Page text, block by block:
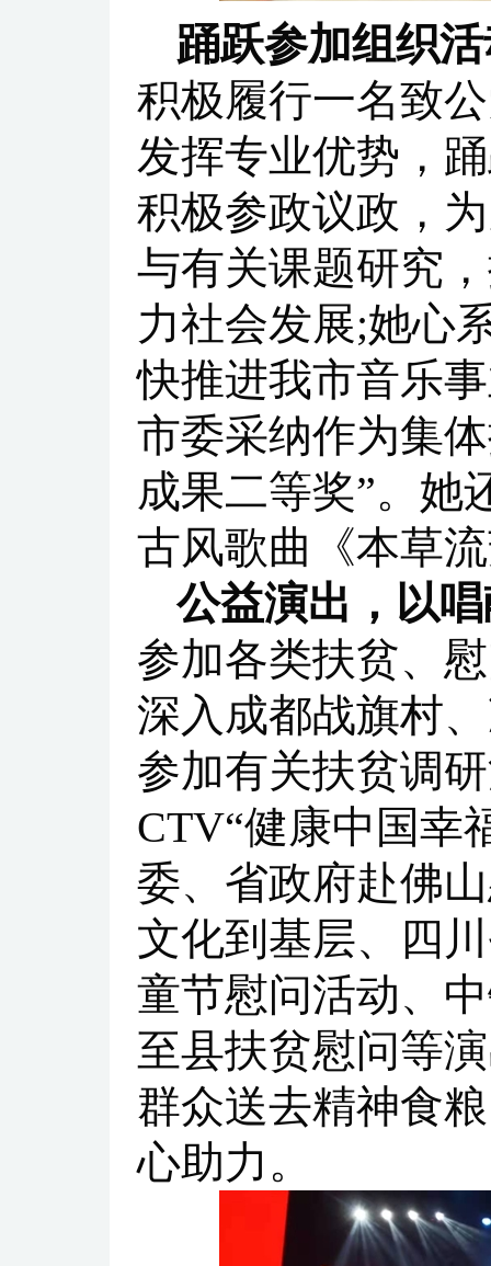
踊跃参加组织
积极履行一名致
发挥专业优势，
积极参政议政，
与有关课题研究
力社会发展;她心
快推进我市音乐
市委采纳作为集
成果二等奖”。她
古风歌曲《本草
公益演出，以
参加各类扶贫、
深入成都战旗村
参加有关扶贫调
CTV“健康中国幸
委、省政府赴佛
文化到基层、四
童节慰问活动、
至县扶贫慰问等
群众送去精神食
心助力。